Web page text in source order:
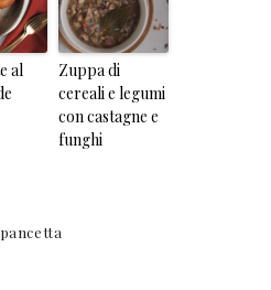
al
Zuppa di
cereali e legumi
con castagne e
funghi
pancetta